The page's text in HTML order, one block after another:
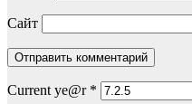
Сайт
Current ye@r *